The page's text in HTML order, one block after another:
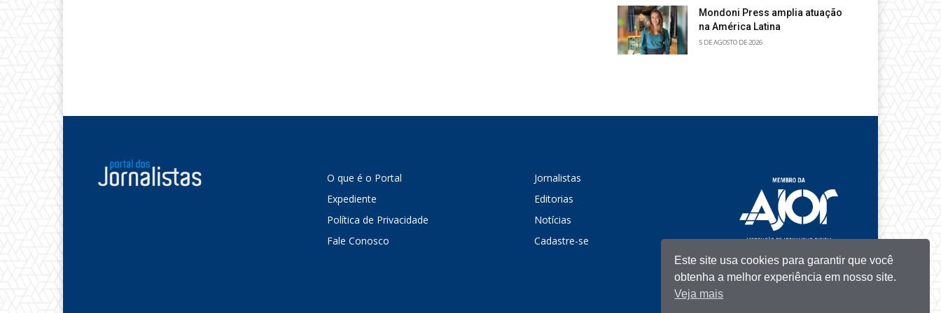
Mondoni Press amplia atuação
na América Latina
5 DE AGOSTO DE 2026
O que é o Portal
Expediente
Política de Privacidade
Fale Conosco
Jornalistas
Editorias
Notícias
Cadastre-se
Este site usa cookies para garantir que você
obtenha a melhor experiência em nosso site.
Veja mais